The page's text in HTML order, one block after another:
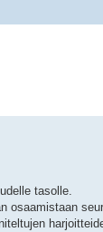
tasolle.
osaamistaan